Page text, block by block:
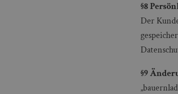
§8
Der
§9